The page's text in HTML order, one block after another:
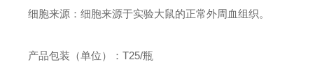
细胞来源：细胞来源于实验大鼠的正常外周血组织。
产品包装（单位）：T25/瓶